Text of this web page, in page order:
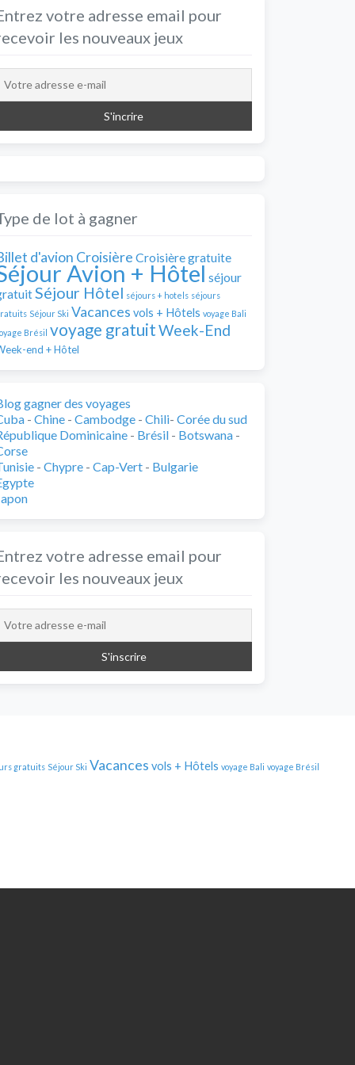
votre adresse email pour
les nouveaux jeux
de lot à gagner
d'avion Croisière Croisière gratuite
Avion + Hôtel séjour
Séjour Hôtel séjours + hotels séjours
Séjour Ski Vacances vols + Hôtels voyage Bali
Brésil voyage gratuitWeek-End
end + Hôtel
gagner des voyages
- Chine - Cambodge - Chili- Corée du sud
Dominicaine - Brésil - Botswana -
- Chypre - Cap-Vert - Bulgarie
votre adresse email pour
les nouveaux jeux
gratuits Séjour Ski Vacances vols + Hôtels voyage Bali voyage Brésil